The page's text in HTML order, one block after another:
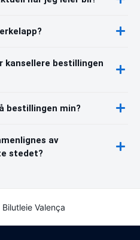
kansellere bestillingen
bestillingen min?
av
stedet?
Bilutleie Valença